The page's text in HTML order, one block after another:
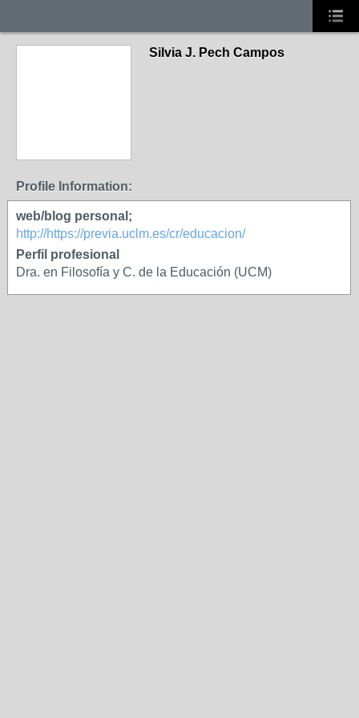
Silvia J. Pech Campos
Profile Information:
web/blog personal;
http://https://previa.uclm.es/cr/educacion/
Perfil profesional
Dra. en Filosofía y C. de la Educación (UCM)